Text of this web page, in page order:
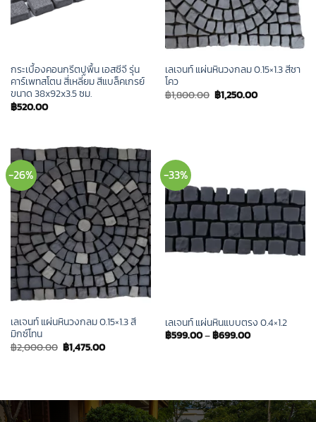
กระเบื้องคอนกรีตปูพื้น เอสซีจี รุ่น
คาร์เพทสโตน สี่เหลี่ยม สีแบล็คเกรย์
ขนาด 38x92x3.5 ซม.
฿520.00
เลเจนท์ แผ่นหินวงกลม 0.15×1.3 สีชา
โคว
฿1,800.00 Original
price
฿1,250.00Current
price
-26%
เลเจนท์ แผ่นหินวงกลม 0.15×1.3 สี
มิกซ์โทน
฿2,000.00 Original
price
฿1,475.00Current
price
-33%
เลเจนท์ แผ่นหินแบบตรง 0.4×1.2
฿599.00–฿699.00